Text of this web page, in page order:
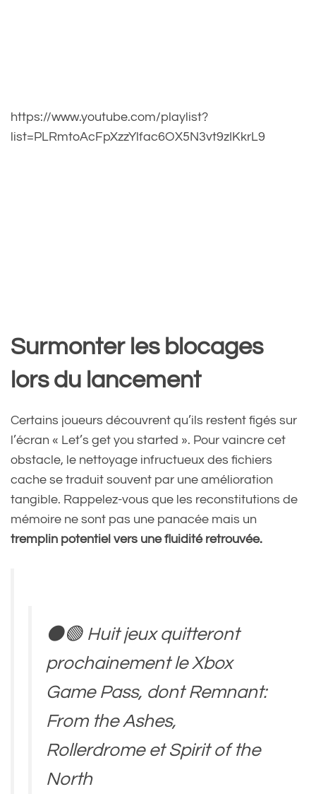
https://www.youtube.com/playlist?
list=PLRmtoAcFpXzzYlfac6OX5N3vt9zIKkrL9
Surmonter les blocages
lors du lancement
Certains joueurs découvrent qu’ils restent figés sur
l’écran « Let’s get you started ». Pour vaincre cet
obstacle, le nettoyage infructueux des fichiers
cache se traduit souvent par une amélioration
tangible. Rappelez-vous que les reconstitutions de
mémoire ne sont pas une panacée mais un
tremplin potentiel vers une fluidité retrouvée.
⚫🟢 Huit jeux quitteront
prochainement le Xbox
Game Pass, dont Remnant:
From the Ashes,
Rollerdrome et Spirit of the
North